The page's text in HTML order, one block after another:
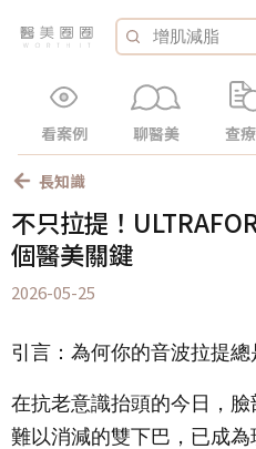
看案例 聊醫美 查
長知識
不只拉提！
個醫美關鍵
2026-05-25
引言：為何你的音波拉提總
在抗老意識抬頭的今日，
難以消減的雙下巴，已成為